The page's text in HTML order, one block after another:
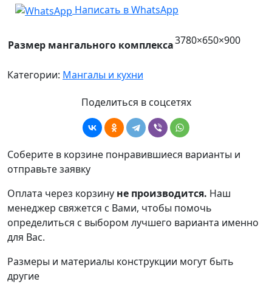
стеллажами
Написать в WhatsApp
Размер мангального комплекса3780×650×900
Категории: Мангалы и кухни
Поделиться в соцсетях
Соберите в корзине понравившиеся варианты и
отправьте заявку
Оплата через корзину не производится. Наш
менеджер свяжется с Вами, чтобы помочь
определиться с выбором лучшего варианта именно
для Вас.
Размеры и материалы конструкции могут быть
другие